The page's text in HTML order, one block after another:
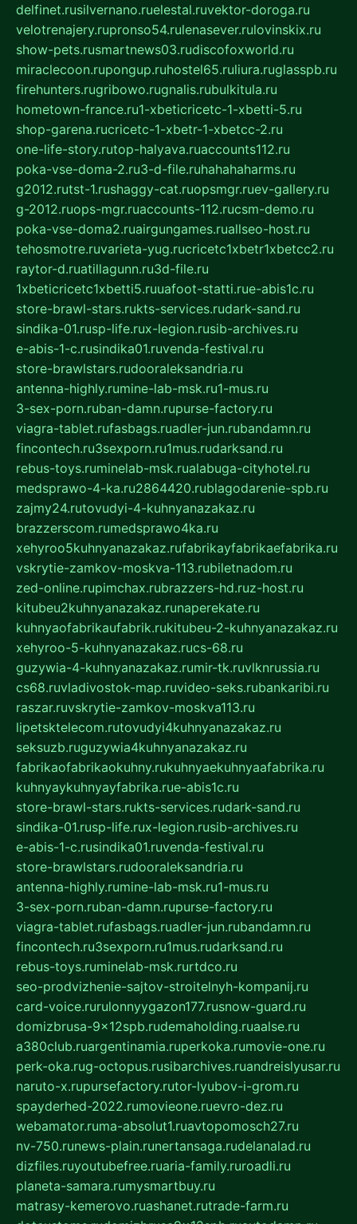
delfinet.rusilvernano.ruelestal.ruvektor-doroga.ru
velotrenajery.rupronso54.rulenasever.rulovinskix.ru
show-pets.rusmartnews03.rudiscofoxworld.ru
miraclecoon.rupongup.ruhostel65.ruliura.ruglasspb.ru
firehunters.rugribowo.rugnalis.rubulkitula.ru
hometown-france.ru1-xbeticricetc-1-xbetti-5.ru
shop-garena.rucricetc-1-xbetr-1-xbetcc-2.ru
one-life-story.rutop-halyava.ruaccounts112.ru
poka-vse-doma-2.ru3-d-file.ruhahahaharms.ru
g2012.rutst-1.rushaggy-cat.ruopsmgr.ruev-gallery.ru
g-2012.ruops-mgr.ruaccounts-112.rucsm-demo.ru
poka-vse-doma2.ruairgungames.ruallseo-host.ru
tehosmotre.ruvarieta-yug.rucricetc1xbetr1xbetcc2.ru
raytor-d.ruatillagunn.ru3d-file.ru
1xbeticricetc1xbetti5.ruuafoot-statti.rue-abis1c.ru
store-brawl-stars.rukts-services.rudark-sand.ru
sindika-01.rusp-life.rux-legion.rusib-archives.ru
e-abis-1-c.rusindika01.ruvenda-festival.ru
store-brawlstars.rudooraleksandria.ru
antenna-highly.rumine-lab-msk.ru1-mus.ru
3-sex-porn.ruban-damn.rupurse-factory.ru
viagra-tablet.rufasbags.ruadler-jun.rubandamn.ru
fincontech.ru3sexporn.ru1mus.rudarksand.ru
rebus-toys.ruminelab-msk.rualabuga-cityhotel.ru
medsprawo-4-ka.ru2864420.rublagodarenie-spb.ru
zajmy24.rutovudyi-4-kuhnyanazakaz.ru
brazzerscom.rumedsprawo4ka.ru
xehyroo5kuhnyanazakaz.rufabrikayfabrikaefabrika.ru
vskrytie-zamkov-moskva-113.rubiletnadom.ru
zed-online.rupimchax.rubrazzers-hd.ruz-host.ru
kitubeu2kuhnyanazakaz.runaperekate.ru
kuhnyaofabrikaufabrik.rukitubeu-2-kuhnyanazakaz.ru
xehyroo-5-kuhnyanazakaz.rucs-68.ru
guzywia-4-kuhnyanazakaz.rumir-tk.ruvlknrussia.ru
cs68.ruvladivostok-map.ruvideo-seks.rubankaribi.ru
raszar.ruvskrytie-zamkov-moskva113.ru
lipetsktelecom.rutovudyi4kuhnyanazakaz.ru
seksuzb.ruguzywia4kuhnyanazakaz.ru
fabrikaofabrikaokuhny.rukuhnyaekuhnyaafabrika.ru
kuhnyaykuhnyayfabrika.rue-abis1c.ru
store-brawl-stars.rukts-services.rudark-sand.ru
sindika-01.rusp-life.rux-legion.rusib-archives.ru
e-abis-1-c.rusindika01.ruvenda-festival.ru
store-brawlstars.rudooraleksandria.ru
antenna-highly.rumine-lab-msk.ru1-mus.ru
3-sex-porn.ruban-damn.rupurse-factory.ru
viagra-tablet.rufasbags.ruadler-jun.rubandamn.ru
fincontech.ru3sexporn.ru1mus.rudarksand.ru
rebus-toys.ruminelab-msk.rurtdco.ru
seo-prodvizhenie-sajtov-stroitelnyh-kompanij.ru
card-voice.rurulonnyygazon177.rusnow-guard.ru
domizbrusa-9x12spb.rudemaholding.ruaalse.ru
a380club.ruargentinamia.ruperkoka.rumovie-one.ru
perk-oka.rug-octopus.rusibarchives.ruandreislyusar.ru
naruto-x.rupursefactory.rutor-lyubov-i-grom.ru
spayderhed-2022.rumovieone.ruevro-dez.ru
webamator.ruma-absolut1.ruavtopomosch27.ru
nv-750.runews-plain.runertansaga.rudelanalad.ru
dizfiles.ruyoutubefree.ruaria-family.ruroadli.ru
planeta-samara.rumysmartbuy.ru
matrasy-kemerovo.ruashanet.rutrade-farm.ru